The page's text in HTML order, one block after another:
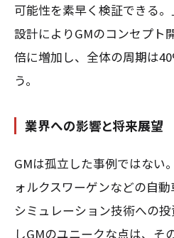
可能性を素早く検証できる
設計によりGMのコンセプト
倍に増加し、全体の周期は
う。
業界への影響と将来展望
GMは孤立した事例ではない
ォルクスワーゲンなどの自
シミュレーション技術への
しGMのユニークな点は、そ